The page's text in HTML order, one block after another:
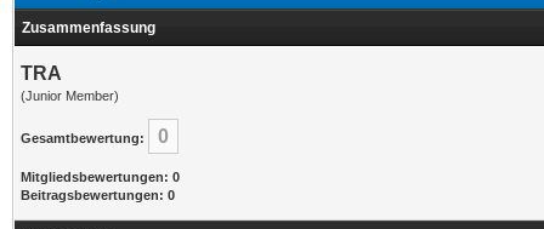
Zusammenfassung
TRA
(Junior Member)
Gesamtbewertung: 0
Mitgliedsbewertungen: 0
Beitragsbewertungen: 0